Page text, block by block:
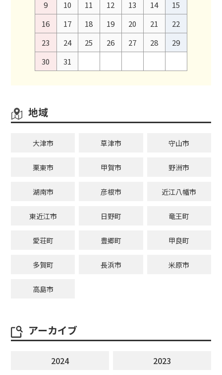
9
10 11 12 13 14
15
16
17 18 19 20 21
22
23
24 25 26 27 28
29
30
31
地域
大津市 草津市 守山市
栗東市 甲賀市 野洲市
湖南市 彦根市 近江八幡市
東近江市 日野町 竜王町
愛荘町 豊郷町 甲良町
多賀町 長浜市 米原市
高島市
アーカイブ
2024
2023